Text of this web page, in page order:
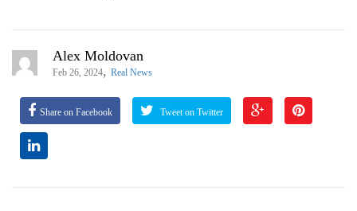
Alex Moldovan
Feb 26, 2024, Real News
Share on Facebook Tweet on Twitter